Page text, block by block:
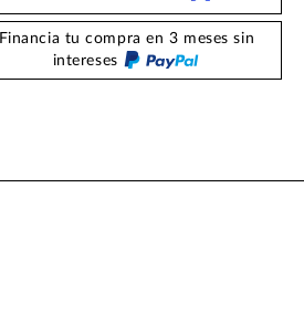
Financia tu compra en 3 meses sin
intereses